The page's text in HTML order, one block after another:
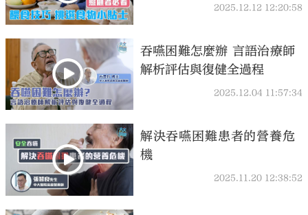
大公文匯
2025.12.12 12:20:58
吞嚥困難怎麼辦 言語治療師
解析評估與復健全過程
2025.12.04 11:57:34
解決吞嚥困難患者的營養危
機
2025.11.20 12:38:52